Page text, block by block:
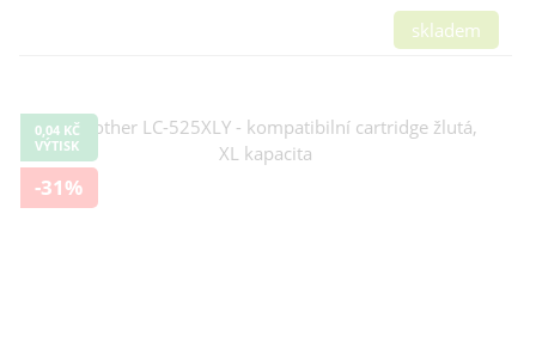
skladem
0,04 KČ
VÝTISK
-31%